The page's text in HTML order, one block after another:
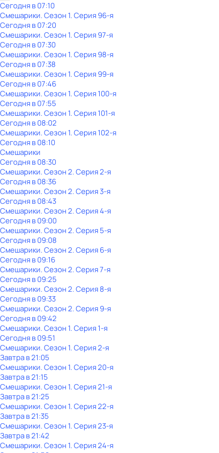
Сегодня в 07:10
Смешарики. Сезон 1. Серия 96-я
Сегодня в 07:20
Смешарики. Сезон 1. Серия 97-я
Сегодня в 07:30
Смешарики. Сезон 1. Серия 98-я
Сегодня в 07:38
Смешарики. Сезон 1. Серия 99-я
Сегодня в 07:46
Смешарики. Сезон 1. Серия 100-я
Сегодня в 07:55
Смешарики. Сезон 1. Серия 101-я
Сегодня в 08:02
Смешарики. Сезон 1. Серия 102-я
Сегодня в 08:10
Смешарики
Сегодня в 08:30
Смешарики. Сезон 2. Серия 2-я
Сегодня в 08:36
Смешарики. Сезон 2. Серия 3-я
Сегодня в 08:43
Смешарики. Сезон 2. Серия 4-я
Сегодня в 09:00
Смешарики. Сезон 2. Серия 5-я
Сегодня в 09:08
Смешарики. Сезон 2. Серия 6-я
Сегодня в 09:16
Смешарики. Сезон 2. Серия 7-я
Сегодня в 09:25
Смешарики. Сезон 2. Серия 8-я
Сегодня в 09:33
Смешарики. Сезон 2. Серия 9-я
Сегодня в 09:42
Смешарики. Сезон 1. Серия 1-я
Сегодня в 09:51
Смешарики. Сезон 1. Серия 2-я
Завтра в 21:05
Смешарики. Сезон 1. Серия 20-я
Завтра в 21:15
Смешарики. Сезон 1. Серия 21-я
Завтра в 21:25
Смешарики. Сезон 1. Серия 22-я
Завтра в 21:35
Смешарики. Сезон 1. Серия 23-я
Завтра в 21:42
Смешарики. Сезон 1. Серия 24-я